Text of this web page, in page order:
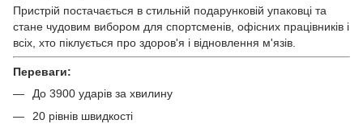
Пристрій постачається в стильній подарунковій упаковці та
стане чудовим вибором для спортсменів, офісних працівників і
всіх, хто піклується про здоров'я і відновлення м'язів.
Переваги:
До 3900 ударів за хвилину
20 рівнів швидкості